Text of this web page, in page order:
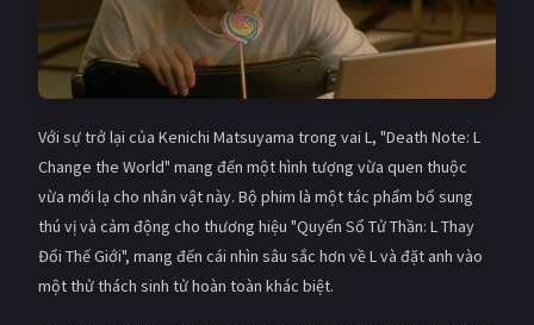
Với sự trở lại của Kenichi Matsuyama trong vai L, "Death Note: L
Change the World" mang đến một hình tượng vừa quen thuộc
vừa mới lạ cho nhân vật này. Bộ phim là một tác phẩm bổ sung
thú vị và cảm động cho thương hiệu "Quyển Sổ Tử Thần: L Thay
Đổi Thế Giới", mang đến cái nhìn sâu sắc hơn về L và đặt anh vào
một thử thách sinh tử hoàn toàn khác biệt.